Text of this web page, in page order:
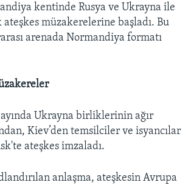
kentinde Rusya ve Ukrayna ile
müzakerelerine başladı. Bu
arenada Normandiya formatı
Ukrayna birliklerinin ağır
Kiev’den temsilciler ve isyancılar
ateşkes imzaladı.
anlaşma, ateşkesin Avrupa